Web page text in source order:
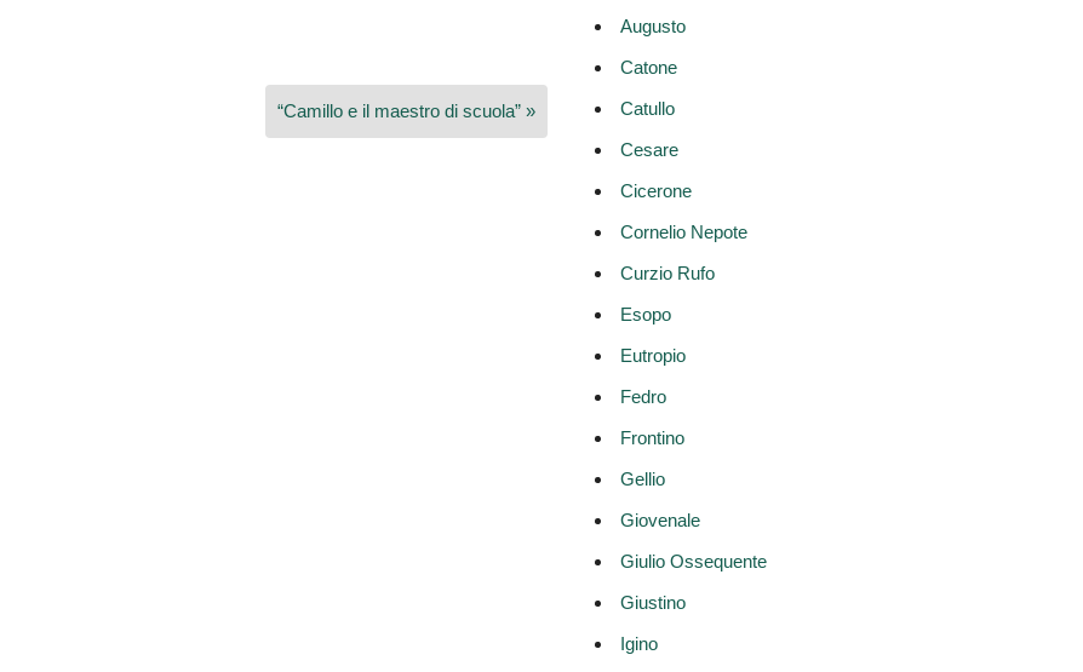
“Camillo e il maestro di scuola” »
Augusto
Catone
Catullo
Cesare
Cicerone
Cornelio Nepote
Curzio Rufo
Esopo
Eutropio
Fedro
Frontino
Gellio
Giovenale
Giulio Ossequente
Giustino
Igino